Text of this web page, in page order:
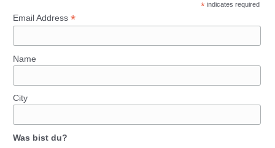
* indicates required
Email Address *
Name
City
Was bist du?